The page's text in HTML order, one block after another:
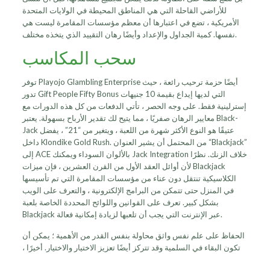
للأراضي القاحلة التي هي المناطق المحيطة في الولايات المتحدة
الأمريكية ، تضع في اعتبارها أن معظم مؤسسات المقامرة ليست هي
نفسها. كمية الجداول والإعداد وأيضًا رهان التقييد الذي يتخذه مختلف.
سحب المكاسب
توفر Playojo Glambling Enterprise أيضًا حزمة ترحيب رائعة ، حيث
تدور Gift People Fifty Bonus التي لديها إيداع بقيمة 10 جنيهات
إسترلينية فقط. على وجه الحصر ، تأتي الدفعات من كل هذه الدورات مع
معايير الرهان صفريًا ، مما يتيح لك تقدير الأرباح بسهولة. يعتبر Black-
Jack عتيقًا هو النوع الأكثر شهرة من اللعبة ، ويتغير من “21” ، يفضل
داخل Klondike Gold Rush. من المحتمل أن يشير العنوان “Blackjack”
إلى ACE بالألوان السوداء ويمكنك Jack Integration خلاف الزنك. نظرًا
لأن أوائل العقد الأول من القرن العشرين ، فإن ميزات Blackjack
الكلاسيكية تنتقل دون عناء من مؤسسات المقامرة التي تم تأسيسها
في المنزل حتى تتمكن من البرامج الإلكترونية ، والتعرف على الويب
بشكل كبير. تعرف على القوانين واللوائح المحددة الخاصة بلعبة
Blackjack عبر الإنترنت التي يجب أن تلعبها لزيادة إمكانية فعالة.
الحفاظ على علم نفس واثق محاولة بنفس القدر من الأهمية ؛ يمكن أن
تكون البقاء في السلمية وقد تتركز أيضًا تعزيز الاختيار والاختيار. أخيرًا ،